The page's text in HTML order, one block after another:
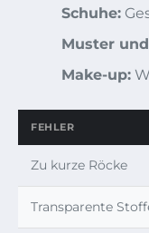
Schuhe:
Muster
Make-up:
FEHLER
Zu kurze Röcke
Transparente